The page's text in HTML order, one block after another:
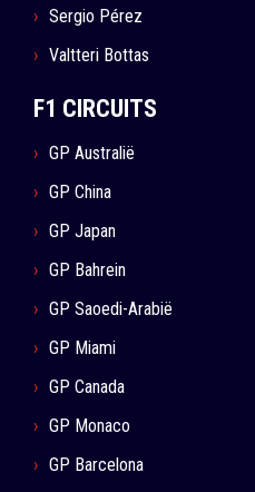
Sergio Pérez
Valtteri Bottas
F1 CIRCUITS
GP Australië
GP China
GP Japan
GP Bahrein
GP Saoedi-Arabië
GP Miami
GP Canada
GP Monaco
GP Barcelona